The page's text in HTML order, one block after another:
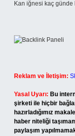
Kan iğnesi kaç günde
Reklam ve İletişim:
Yasal Uyarı: Bu
şirketi ile hiçbir
hazırladığımız
haber niteliği
paylaşım